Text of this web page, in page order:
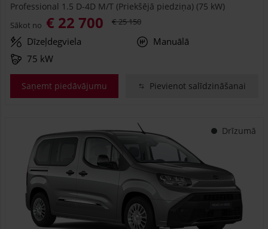
Professional 1.5 D-4D M/T (Priekšējā piedziņa) (75 kW)
Sākot no € 22 700 € 25 150
Dīzeļdegviela
Manuālā
75 kW
Saņemt piedāvājumu Pievienot salīdzināšanai
Drīzumā